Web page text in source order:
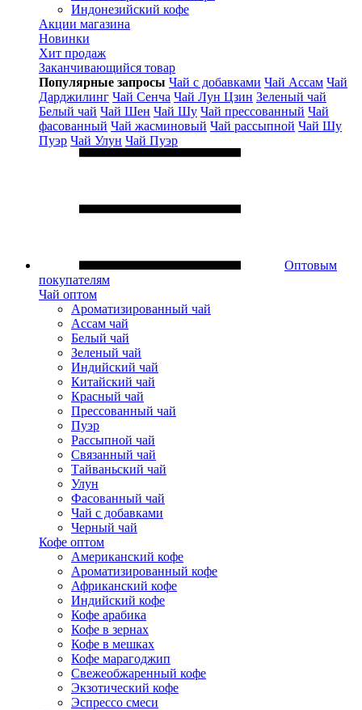
Индонезийский кофе
Акции магазина
Новинки
Хит продаж
Заканчивающийся товар
Популярные запросы Чай с добавками Чай Ассам Чай
Дарджилинг Чай Сенча Чай Лун Цзин Зеленый чай
Белый чай Чай Шен Чай Шу Чай прессованный Чай
фасованный Чай жасминовый Чай рассыпной Чай Шу
Пуэр Чай Улун Чай Пуэр
Оптовым
покупателям
Чай оптом
Ароматизированный чай
Ассам чай
Белый чай
Зеленый чай
Индийский чай
Китайский чай
Красный чай
Прессованный чай
Пуэр
Рассыпной чай
Связанный чай
Тайваньский чай
Улун
Фасованный чай
Чай с добавками
Черный чай
Кофе оптом
Американский кофе
Ароматизированный кофе
Африканский кофе
Индийский кофе
Кофе арабика
Кофе в зернах
Кофе в мешках
Кофе марагоджип
Свежеобжаренный кофе
Экзотический кофе
Эспрессо смеси